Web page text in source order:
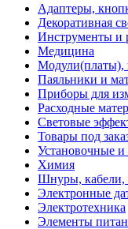
Адаптеры,
Декоративная
Инструменты и
Медицина
Модули(платы),
Паяльники и
Приборы для
Расходные
Световые
Товары под
Установочные и
Химия
Шнуры, кабели,
Электронные
Электротехника
Элементы